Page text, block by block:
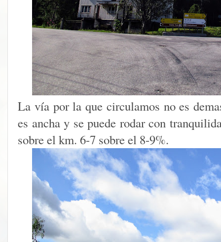
La vía por la que circulamos no es
es ancha y se puede rodar con
sobre el km. 6-7 sobre el 8-9%.